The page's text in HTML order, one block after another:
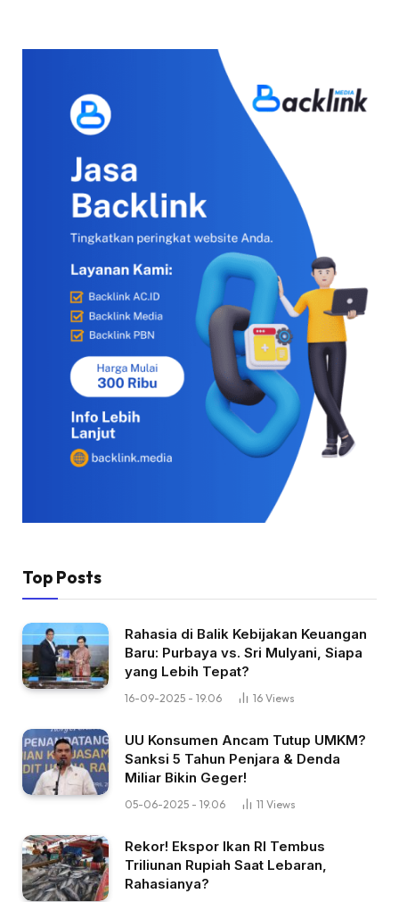
Top Posts
Rahasia di Balik Kebijakan Keuangan
Baru: Purbaya vs. Sri Mulyani, Siapa
yang Lebih Tepat?
16-09-2025 - 19.06 16 Views
UU Konsumen Ancam Tutup UMKM?
Sanksi 5 Tahun Penjara & Denda
Miliar Bikin Geger!
05-06-2025 - 19.06 11 Views
Rekor! Ekspor Ikan RI Tembus
Triliunan Rupiah Saat Lebaran,
Rahasianya?